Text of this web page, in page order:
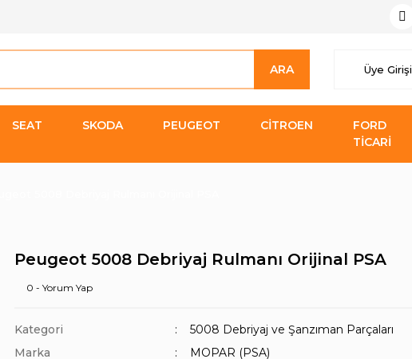
ARA Üye Girişi
SEAT SKODA PEUGEOT CİTROEN
FORD
TİCARİ
Peugeot 5008 Debriyaj Rulmanı Orijinal PSA
0 - Yorum Yap
Kategori
5008 Debriyaj ve Şanzıman Parçaları
Marka
MOPAR (PSA)